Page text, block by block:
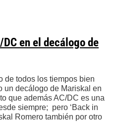
en el decálogo de
de todos los tiempos bien
un decálogo de Mariskal en
que además AC/DC es una
siempre; pero ‘Back in
Romero también por otro